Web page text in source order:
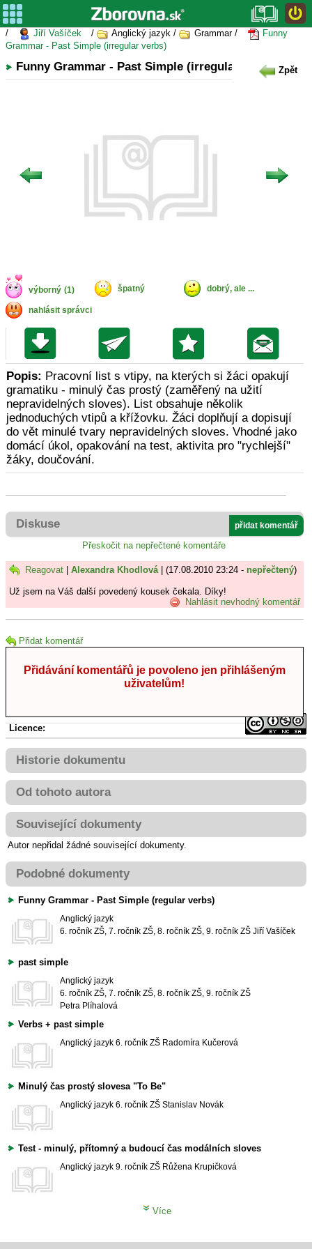
/ Jiří Vašíček / Anglický jazyk / Grammar /
Funny
Grammar - Past Simple (irregular verbs)
Funny Grammar - Past Simple (irregular verbs) Zpět
výborný (1) špatný dobrý, ale ...
nahlásit správci
Popis: Pracovní list s vtipy, na kterých si žáci opakují
gramatiku - minulý čas prostý (zaměřený na užití
nepravidelných sloves). List obsahuje několik
jednoduchých vtipů a křížovku. Žáci doplňují a dopisují
do vět minulé tvary nepravidelných sloves. Vhodné jako
domácí úkol, opakování na test, aktivita pro "rychlejší"
žáky, doučování.
Diskuse přidat komentář
Přeskočit na nepřečtené komentáře
Reagovat Alexandra Khodlová| (17.08.2010 23:24 - nepřečtený)
Už jsem na Váš další povedený kousek čekala. Díky!
Nahlásit nevhodný komentář
Přidat komentář
Přidávání komentářů je povoleno jen přihlášeným
uživatelům!
Licence:
Historie dokumentu
Od tohoto autora
Související dokumenty
Autor nepřidal žádné související dokumenty.
Podobné dokumenty
Funny Grammar - Past Simple (regular verbs)
Anglický jazyk
6. ročník ZŠ, 7. ročník ZŠ, 8. ročník ZŠ, 9. ročník ZŠ Jiří Vašíček
past simple
Anglický jazyk
6. ročník ZŠ, 7. ročník ZŠ, 8. ročník ZŠ, 9. ročník ZŠ
Petra Plíhalová
Verbs + past simple
Anglický jazyk 6. ročník ZŠ Radomíra Kučerová
Minulý čas prostý slovesa "To Be"
Anglický jazyk 6. ročník ZŠ Stanislav Novák
Test - minulý, přítomný a budoucí čas modálních sloves
Anglický jazyk 9. ročník ZŠ Růžena Krupičková
Více